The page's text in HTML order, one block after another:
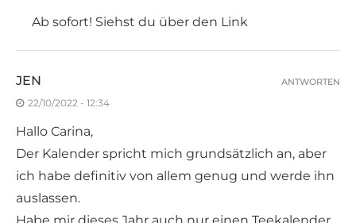
Ab sofort! Siehst du über den Link
JEN
22/10/2022 - 12:34
Hallo Carina,
Der Kalender spricht mich grundsätzlich an, aber
ich habe definitiv von allem genug und werde ihn
auslassen.
Habe mir dieses Jahr auch nur einen Teekalender
ANTWORTEN